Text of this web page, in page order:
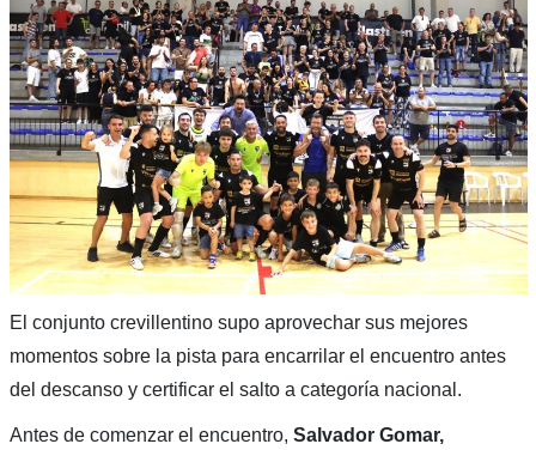
El conjunto crevillentino supo aprovechar sus mejores
momentos sobre la pista para encarrilar el encuentro antes
del descanso y certificar el salto a categoría nacional.
Antes de comenzar el encuentro, Salvador Gomar,